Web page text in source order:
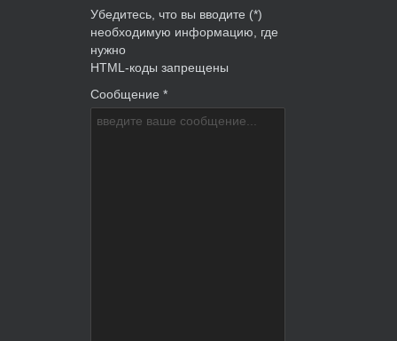
Убедитесь, что вы вводите (*)
необходимую информацию, где
нужно
HTML-коды запрещены
Сообщение *